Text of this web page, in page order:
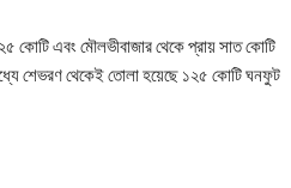
কোটি এবং মৌলভীবাজার থেকে প্রায় সাত কোটি
শেভরণ থেকেই তোলা হয়েছে ১২৫ কোটি ঘনফুট